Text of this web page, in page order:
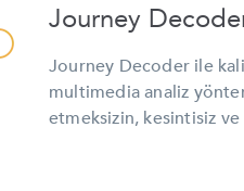
Journey
Journey Decoder ile
multimedia analiz
etmeksizin, kesintisiz ve